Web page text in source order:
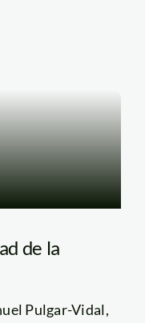
de la
Pulgar-Vidal,